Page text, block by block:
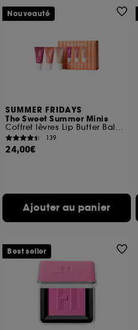
SUMMER FRIDAYS
The Sweet Summer Minis
Coffret lèvres Lip Butter Balm Edition limitée
139
24,00€
Ajouter au panier
Nouveauté
Best seller